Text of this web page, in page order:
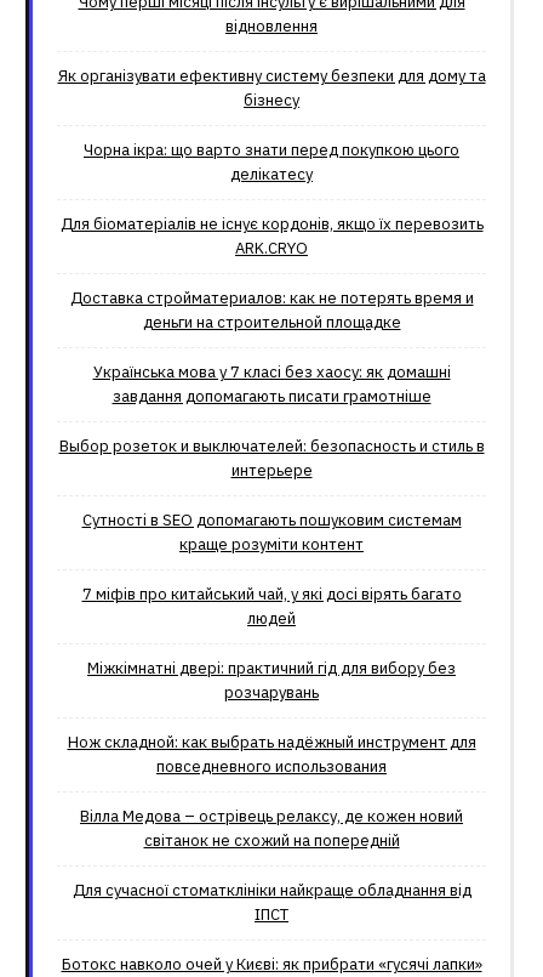
відновлення
Як організувати ефективну систему безпеки для дому та
бізнесу
Чорна ікра: що варто знати перед покупкою цього
делікатесу
Для біоматеріалів не існує кордонів, якщо їх перевозить
ARK.CRYO
Доставка стройматериалов: как не потерять время и
деньги на строительной площадке
Українська мова у 7 класі без хаосу: як домашні
завдання допомагають писати грамотніше
Выбор розеток и выключателей: безопасность и стиль в
интерьере
Сутності в SEO допомагають пошуковим системам
краще розуміти контент
7 міфів про китайський чай, у які досі вірять багато
людей
Міжкімнатні двері: практичний гід для вибору без
розчарувань
Нож складной: как выбрать надёжный инструмент для
повседневного использования
Вілла Медова – острівець релаксу, де кожен новий
світанок не схожий на попередній
Для сучасної стоматклініки найкраще обладнання від
ІПСТ
Ботокс навколо очей у Києві: як прибрати «гусячі лапки»